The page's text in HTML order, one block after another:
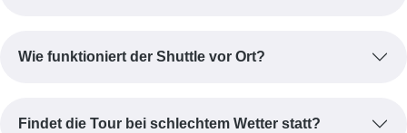
Wie funktioniert der Shuttle vor Ort?
Findet die Tour bei schlechtem Wetter statt?